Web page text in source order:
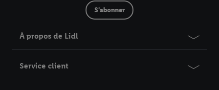
S'abonner
À propos de Lidl
Service client